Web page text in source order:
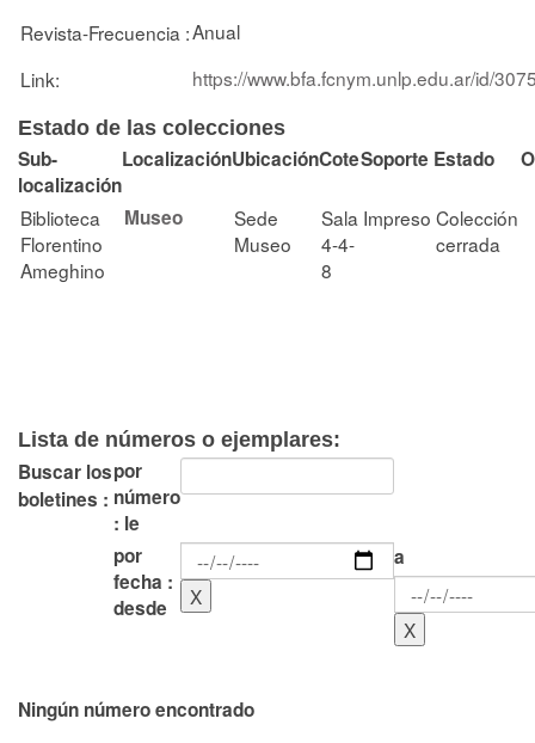
Revista-Frecuencia :Anual
Link:
https://www.bfa.fcnym.unlp.edu.ar/id/
Estado de las colecciones
Sub-
localización
LocalizaciónUbicaciónCoteSoporte Estado
Biblioteca
Florentino
Ameghino
Museo
Sede
Museo
Sala
4-4-
8
Impreso Colección
cerrada
Lista de números o ejemplares:
Buscar los
boletines :
por
número
: le
por
fecha :
desde
a
Ningún número encontrado